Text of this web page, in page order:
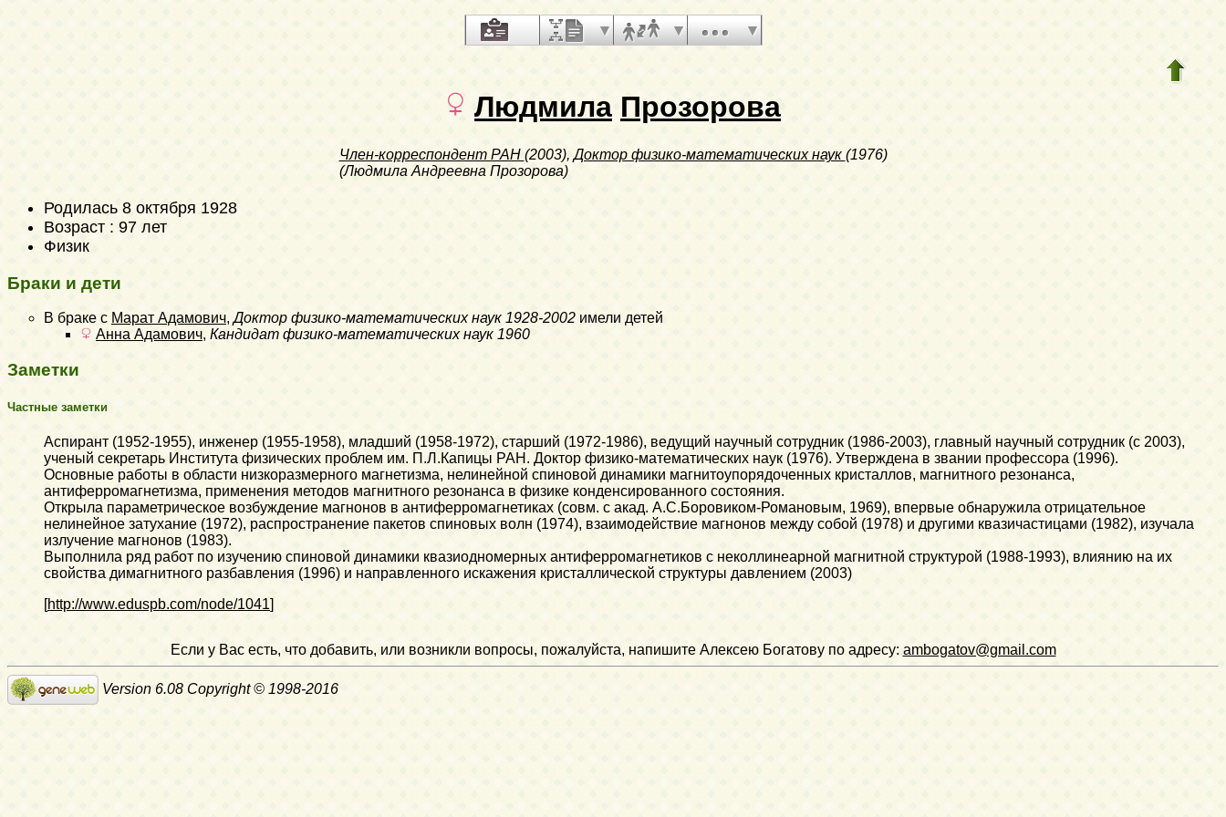
Людмила Прозорова
Член-корреспондент РАН (2003),Доктор физико-математических наук (1976)
(Людмила Андреевна Прозорова)
Родилась 8 октября 1928
Возраст : 97 лет
Физик
Браки и дети
В браке с Марат Адамович,Доктор физико-математических наук 1928-2002 имели детей
Анна Адамович, Кандидат физико-математических наук 1960
Заметки
Частные заметки
Аспирант (1952-1955), инженер (1955-1958), младший (1958-1972), старший (1972-1986), ведущий научный сотрудник (1986-2003), главный научный сотрудник (с 2003),
ученый секретарь Института физических проблем им. П.Л.Капицы РАН. Доктор физико-математических наук (1976). Утверждена в звании профессора (1996).
Основные работы в области низкоразмерного магнетизма, нелинейной спиновой динамики магнитоупорядоченных кристаллов, магнитного резонанса,
антиферромагнетизма, применения методов магнитного резонанса в физике конденсированного состояния.
Открыла параметрическое возбуждение магнонов в антиферромагнетиках (совм. с акад. А.С.Боровиком-Романовым, 1969), впервые обнаружила отрицательное
нелинейное затухание (1972), распространение пакетов спиновых волн (1974), взаимодействие магнонов между собой (1978) и другими квазичастицами (1982), изучала
излучение магнонов (1983).
Выполнила ряд работ по изучению спиновой динамики квазиодномерных антиферромагнетиков с неколлинеарной магнитной структурой (1988-1993), влиянию на их
свойства димагнитного разбавления (1996) и направленного искажения кристаллической структуры давлением (2003)
[http://www.eduspb.com/node/1041]
Если у Вас есть, что добавить, или возникли вопросы, пожалуйста, напишите Алексею Богатову по адресу: ambogatov@gmail.com
Version 6.08 Copyright © 1998-2016